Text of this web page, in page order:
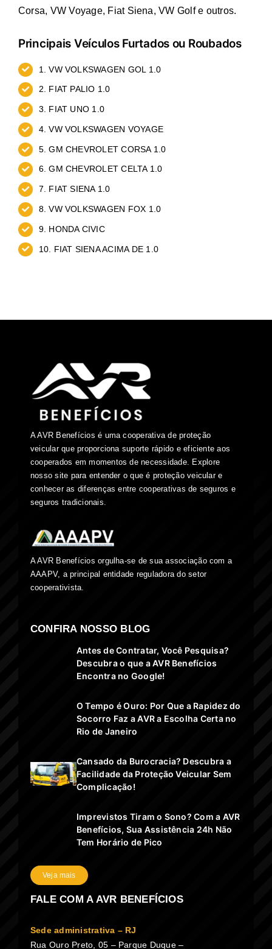
Corsa, VW Voyage, Fiat Siena, VW Golf e outros.
Principais Veículos Furtados ou Roubados
1. VW VOLKSWAGEN GOL 1.0
2. FIAT PALIO 1.0
3. FIAT UNO 1.0
4. VW VOLKSWAGEN VOYAGE
5. GM CHEVROLET CORSA 1.0
6. GM CHEVROLET CELTA 1.0
7. FIAT SIENA 1.0
8. VW VOLKSWAGEN FOX 1.0
9. HONDA CIVIC
10. FIAT SIENA ACIMA DE 1.0
A AVR Benefícios é uma cooperativa de proteção
veicular que proporciona suporte rápido e eficiente aos
cooperados em momentos de necessidade. Explore
nosso site para entender o que é proteção veicular e
conhecer as diferenças entre cooperativas de seguros e
seguros tradicionais.
A AVR Benefícios orgulha-se de sua associação com a
AAAPV, a principal entidade reguladora do setor
cooperativista.
CONFIRA NOSSO BLOG
Antes de Contratar, Você Pesquisa?
Descubra o que a AVR Benefícios
Encontra no Google!
O Tempo é Ouro: Por Que a Rapidez do
Socorro Faz a AVR a Escolha Certa no
Rio de Janeiro
Cansado da Burocracia? Descubra a
Facilidade da Proteção Veicular Sem
Complicação!
Imprevistos Tiram o Sono? Com a AVR
Benefícios, Sua Assistência 24h Não
Tem Horário de Pico
Veja mais
FALE COM A AVR BENEFÍCIOS
Sede administrativa – RJ
Rua Ouro Preto, 05 – Parque Duque –